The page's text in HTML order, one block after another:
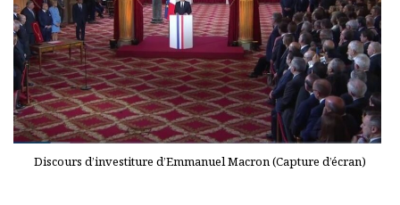
Discours d’investiture d’Emmanuel Macron (Capture d’écran)